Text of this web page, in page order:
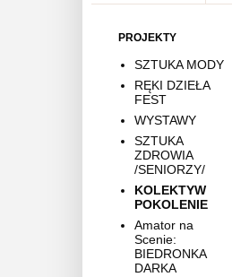
PROJEKTY
SZTUKA MODY
RĘKI DZIEŁA
FEST
WYSTAWY
SZTUKA
ZDROWIA
/SENIORZY/
KOLEKTYW
POKOLENIE
Amator na
Scenie:
BIEDRONKA
DARKA